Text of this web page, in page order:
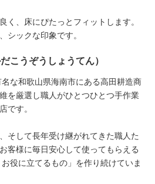
く、床にぴたっとフィットします。
シックな印象です。
こうぞうしょうてん）
な和歌山県海南市にある高田耕造商
を厳選し職人がひとつひとつ手作業
です。
そして長年受け継がれてきた職人た
客様に毎日安心して使ってもらえる
役に立てるもの」を作り続けていま